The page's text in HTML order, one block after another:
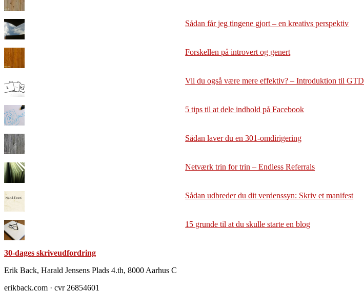
Sådan får jeg tingene gjort – en kreativs perspektiv
Forskellen på introvert og genert
Vil du også være mere effektiv? – Introduktion til GTD
5 tips til at dele indhold på Facebook
Sådan laver du en 301-omdirigering
Netværk trin for trin – Endless Referrals
Sådan udbreder du dit verdenssyn: Skriv et manifest
15 grunde til at du skulle starte en blog
30-dages skriveudfordring
Footer
Erik Back, Harald Jensens Plads 4.th, 8000 Aarhus C
erikback.com · cvr 26854601